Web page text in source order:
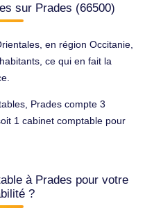
sur Prades (66500)
en région Occitanie,
ce qui en fait la
Prades compte 3
1 cabinet comptable pour
à Prades pour votre
?